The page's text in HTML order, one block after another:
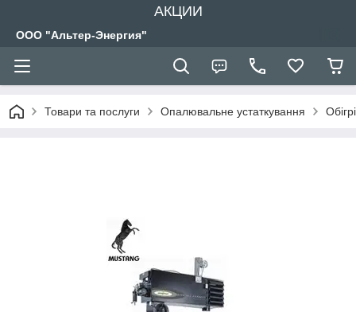
АКЦИИ
ООО "Альтер-Энергия"
Товари та послуги Опалювальне устаткування